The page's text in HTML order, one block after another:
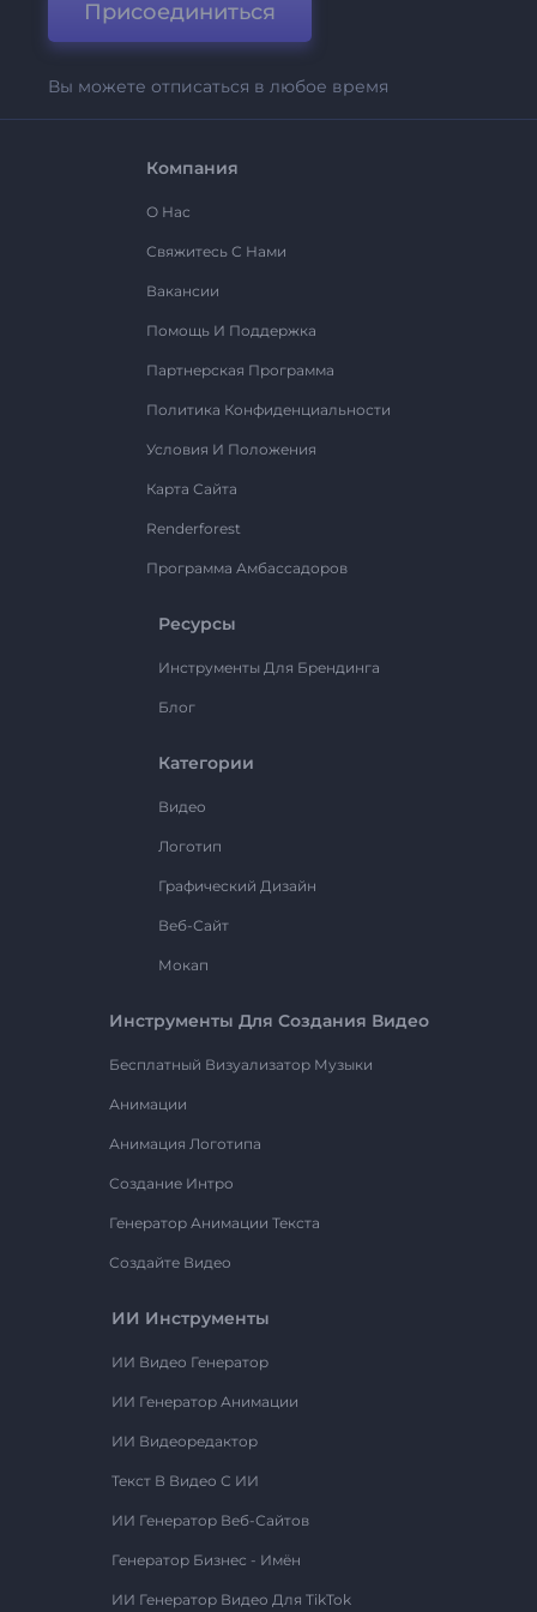
Присоединиться
Вы можете отписаться в любое время
Компания
О Нас
Свяжитесь С Нами
Вакансии
Помощь И Поддержка
Партнерская Программа
Политика Конфиденциальности
Условия И Положения
Карта Сайта
Renderforest
Программа Амбассадоров
Ресурсы
Инструменты Для Брендинга
Блог
Категории
Видео
Логотип
Графический Дизайн
Веб-Сайт
Мокап
Инструменты Для Создания Видео
Бесплатный Визуализатор Музыки
Анимации
Анимация Логотипа
Создание Интро
Генератор Анимации Текста
Создайте Видео
ИИ Инструменты
ИИ Видео Генератор
ИИ Генератор Анимации
ИИ Видеоредактор
Текст В Видео С ИИ
ИИ Генератор Веб-Сайтов
Генератор Бизнес - Имён
ИИ Генератор Видео Для TikTok